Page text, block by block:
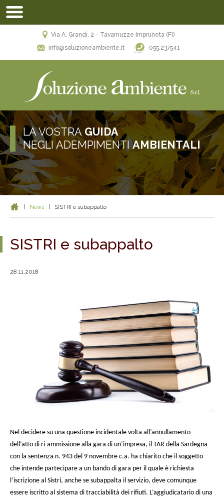
Via A. Grandi, 2 - Tavarnuzze Impruneta (FI)
info@soluzioneambiente.it
055.237541
LA VOSTRA GUIDA
NEGLI ADEMPIMENTIAMBIENTALI
News SISTRI e subappalto
SISTRI e subappalto
28.11.2018
Nel decidere su una questione incidentale volta all’annullamento
dell’atto di ri-ammissione alla gara di un’impresa, il TAR della Sardegna
con la sentenza n. 943 del 9 novembre c.a. ha chiarito che il soggetto
che intende partecipare a un bando di gara per il quale è richiesta
l’iscrizione al Sistri, anche se subappalta il servizio, deve comunque
essere iscritto al sistema di tracciabilità dei rifiuti. L’aggiudicatario di una